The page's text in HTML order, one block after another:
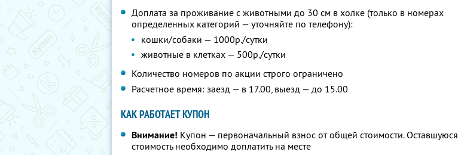
Доплата за проживание с животными до 30 см в холке (только в номерах
определенных категорий — уточняйте по телефону):
кошки/собаки — 1000р./сутки
животные в клетках — 500р./сутки
Количество номеров по акции строго ограничено
Расчетное время: заезд — в 17.00, выезд — до 15.00
КАК РАБОТАЕТ КУПОН
Внимание! Купон — первоначальный взнос от общей стоимости. Оставшуюся
стоимость необходимо доплатить на месте